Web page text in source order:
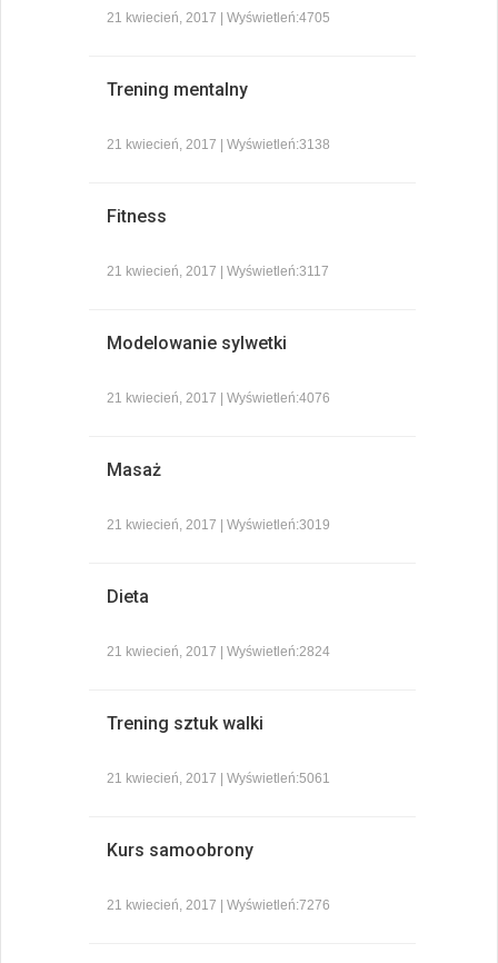
21 kwiecień, 2017 | Wyświetleń:4705
Trening mentalny
21 kwiecień, 2017 | Wyświetleń:3138
Fitness
21 kwiecień, 2017 | Wyświetleń:3117
Modelowanie sylwetki
21 kwiecień, 2017 | Wyświetleń:4076
Masaż
21 kwiecień, 2017 | Wyświetleń:3019
Dieta
21 kwiecień, 2017 | Wyświetleń:2824
Trening sztuk walki
21 kwiecień, 2017 | Wyświetleń:5061
Kurs samoobrony
21 kwiecień, 2017 | Wyświetleń:7276